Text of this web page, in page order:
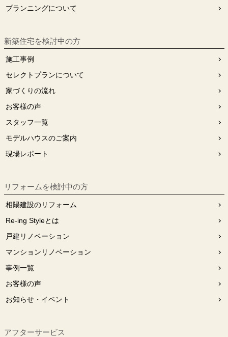
プランニングについて
新築住宅を検討中の方
施工事例
セレクトプランについて
家づくりの流れ
お客様の声
スタッフ⼀覧
モデルハウスのご案内
現場レポート
リフォームを検討中の⽅
相陽建設のリフォーム
Re-ing Styleとは
戸建リノベーション
マンションリノベーション
事例一覧
お客様の声
お知らせ・イベント
アフターサービス